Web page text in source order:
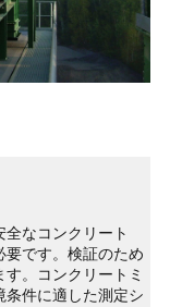
なコンクリート
要です。検証のため
。コンクリートミ
条件に適した測定シ